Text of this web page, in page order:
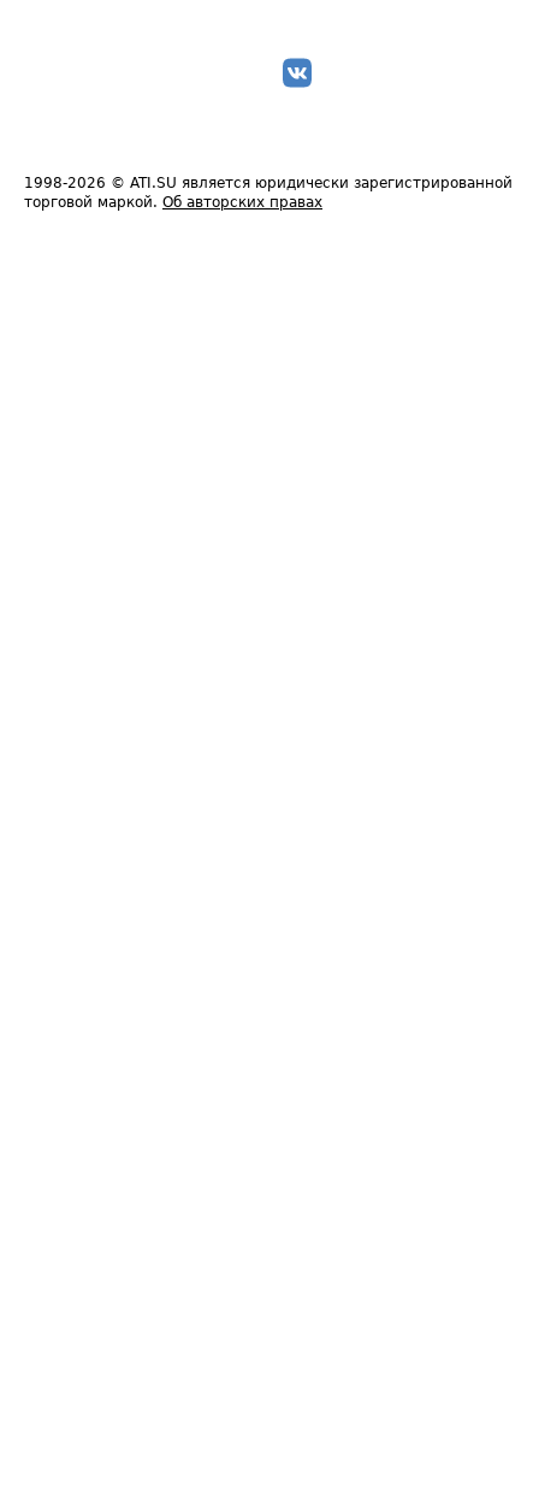
1998-2026 © ATI.SU является юридически зарегистрированной
торговой маркой. Об авторских правах